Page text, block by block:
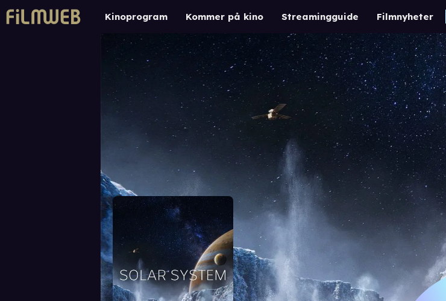
Kinoprogram Kommer på kino Streamingguide Filmnyheter